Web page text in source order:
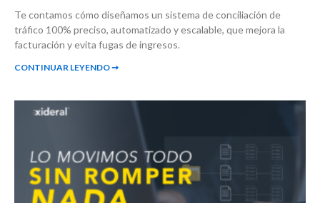
Te contamos cómo diseñamos un sistema de conciliación de
tráfico 100% preciso, automatizado y escalable, que mejora la
facturación y evita fugas de ingresos.
CONTINUAR LEYENDO ➞